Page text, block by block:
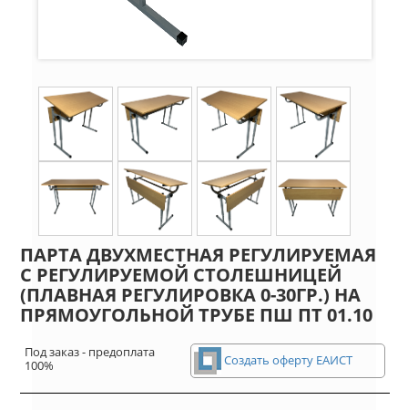
ПАРТА ДВУХМЕСТНАЯ РЕГУЛИРУЕМАЯ
С РЕГУЛИРУЕМОЙ СТОЛЕШНИЦЕЙ
(ПЛАВНАЯ РЕГУЛИРОВКА 0-30ГР.) НА
ПРЯМОУГОЛЬНОЙ ТРУБЕ ПШ ПТ 01.10
Под заказ - предоплата
100%
Создать оферту ЕАИСТ